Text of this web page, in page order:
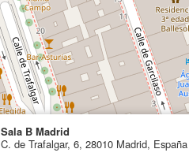
Sala B Madrid
C. de Trafalgar, 6, 28010 Madrid, España